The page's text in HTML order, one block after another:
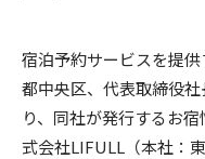
宿泊予約サービスを提
都中央区、代表取締役
り、同社が発行するお
式会社LIFULL（本社：